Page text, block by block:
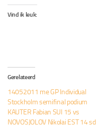
Vind ik leuk:
Gerelateerd
14052011 me GP Individual
Stockholm semifinal podium
KAUTER Fabian SUI 15 vs
NOVOSJOLOV Nikolai EST 14 sd